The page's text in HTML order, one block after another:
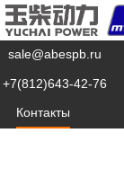
sale@abespb.ru
+7(812)643-42-76
Контакты